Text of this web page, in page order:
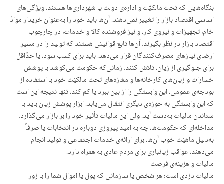
بنگاه‌هایی که تحت مالکیّت و اداره‌ی دولت یا شهرداری‌ها هستند، ویژگی‌های
اساسی اقتصاد بازار را تغییر نمی‌دهند. آن‌ها باید خود را به‌عنوان خریدار موادّ
خام، تجهیزات و نیروی کار، و نیز فروشنده کالا و خدمات، در چارچوب
اقتصاد بازار در نظر بگیرند. آن‌ها تابع قوانینی هستند که تولید را در مسیر
ارضای نیازهای مصرف‌کنندگان قرار می‌دهد. باید برای کسب سود، یا حدّاقل
برای جلوگیری از زیان، تلاش کنند. زمانی‌که حکومت می‌کوشد با پوشش
خسارات و زیان‌های کارخانه‌ها و مغازه‌های تحت مالکیّت خود با استفاده از
بودجه‌ی عمومی، این وابستگی را از بین ببرد یا کم کند، تنها نتیجه این است
که این وابستگی به حوزه‌ی دیگری انتقال می‌یابد. ابزار پوشش زیان باید با
ستاندن مالیات به‌دست آید. ولی این مالیات تأثیر خود را بر بازار می‌گذارد.
مداخله‌ای که حکومت‌ها، چه به امید پیروزی دوباره در انتخابات یا صرفاً
به‌دلیل ماهیّت خوب آن‌ها، برای ارائه‌ی خدمات اجتماعی و تولید انجام
می‌دهند، عواقب زیانباری برای مردم عادی به همراه دارد.
مالیات و هزینه‌ی فرصت
مالیات دزدی است؛ هر شخص یا سازمانی که پول یا اموال شما را با زور